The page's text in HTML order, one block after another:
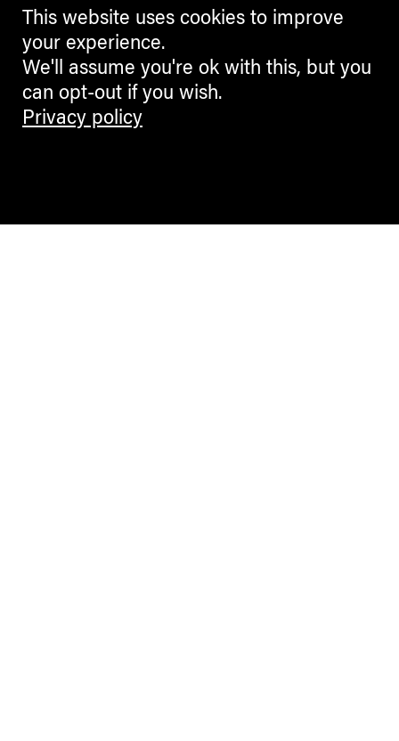
This website uses cookies to improve
your experience.
We'll assume you're ok with this, but you
can opt-out if you wish.
Privacy policy